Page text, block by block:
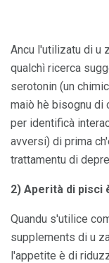
Ancu l'utilizatu di u
qualchì ricerca
serotonin (un
maiò hè bisognu di
per identificà
avversi) di prima
trattamentu di
2) Aperità di pisci
Quandu s'utilice
supplements di u
l'appetite è di